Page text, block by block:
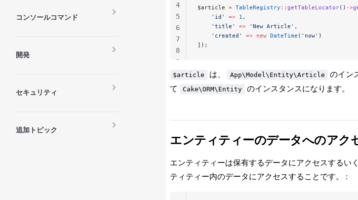
コンソールコマンド
開発
セキュリティ
追加トピック
$article = TableRegistry :: getTableLocator() ->
    'id'
=> 1 ,
    'title'
=> 'New Article' ,
    'created'
=> new DateTime ( 'now' )
]);
4
5
6
7
8
9
$article は、 App\Model\Entity\Article のイン
て
Cake\ORM\Entity のインスタンスになります。
エンティティーのデータへのアク
エンティティーは保有するデータにアクセスするい
ティティー内のデータにアクセスすることです。 :